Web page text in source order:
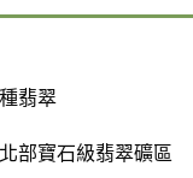
翡翠
部寶石級翡翠礦區